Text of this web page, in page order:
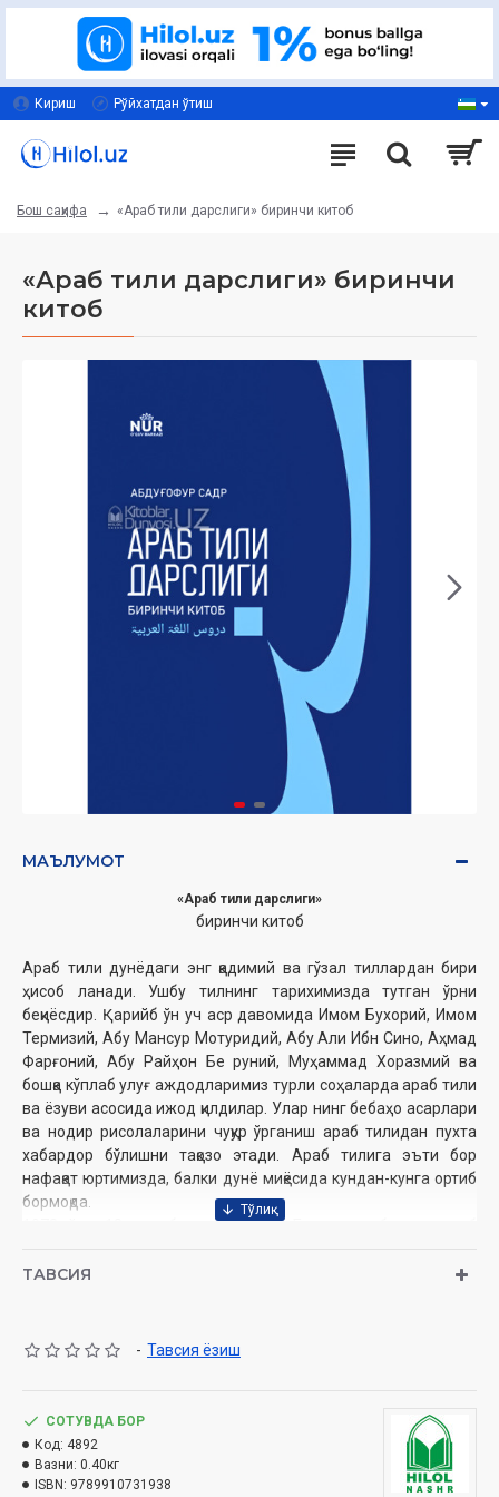
Кириш Рўйхатдан ўтиш
Бош саҳифа «Араб тили дарслиги» биринчи китоб
«Араб тили дарслиги» биринчи
китоб
МАЪЛУМОТ
«Араб тили дарслиги»
биринчи китоб
Араб тили дунёдаги энг қадимий ва гўзал тиллардан бири
ҳисоб ланади. Ушбу тилнинг тарихимизда тутган ўрни
беқиёсдир. Қарийб ўн уч аср давомида Имом Бухорий, Имом
Термизий, Абу Мансур Мотуридий, Абу Али Ибн Сино, Аҳмад
Фарғоний, Абу Райҳон Бе руний, Муҳаммад Хоразмий ва
бошқа кўплаб улуғ аждодларимиз турли соҳаларда араб тили
ва ёзуви асосида ижод қилдилар. Улар нинг бебаҳо асарлари
ва нодир рисолаларини чуқур ўрганиш араб тилидан пухта
хабардор бўлишни тақозо этади. Араб тилига эъти бор
нафақат юртимизда, балки дунё миқёсида кундан-кунга ортиб
бормоқда.
1973 йил 18 декабрь куни БМТ Бош ассамблеяси араб
йили эса бу кун «Халқаро араб тили куни» деб эълон қилинди
дунёнинг кўплаб тилларида, ҳатто айрим Европа тилларида
1000 ва испан тилида 4000 дан зиёд асл келиб чиқиши арабча
бўлган сўзлар мавжуд.
Бу борада Осиё давлатлари яққол етакчи бўлиб, ўзбек, форс,
урду ва шу каби бошқа тиллар сўз бойлигининг катта қисмини
ТАВСИЯ
- Тавсия ёзиш
СОТУВДА БОР
Код: 4892
Вазни: 0.40кг
ISBN: 9789910731938